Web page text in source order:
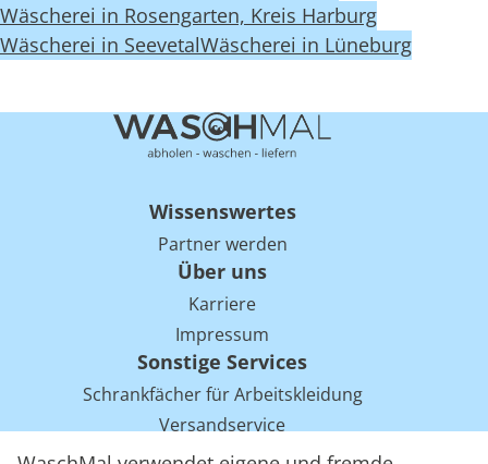
Wäscherei in Rosengarten, Kreis Harburg
Wäscherei in SeevetalWäscherei in Lüneburg
Wissenswertes
Partner werden
Über uns
Karriere
Impressum
Sonstige Services
Schrankfächer für Arbeitskleidung
Versandservice
Einsparpotentiale für Mietwäsche bei Arbeitskleidung